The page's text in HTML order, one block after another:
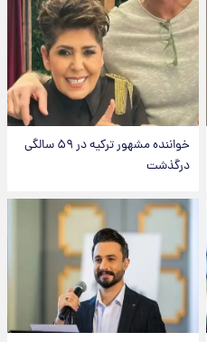
خواننده مشهور ترکیه در ۵۹ سالگی
درگذشت